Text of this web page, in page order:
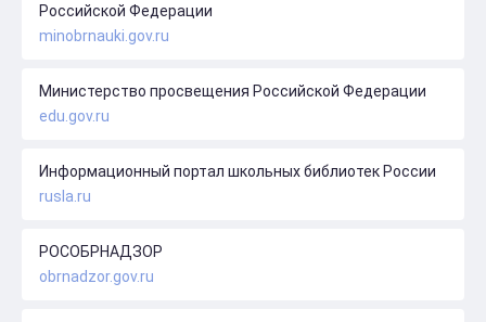
Российской Федерации
minobrnauki.gov.ru
Министерство просвещения Российской Федерации
edu.gov.ru
Информационный портал школьных библиотек России
rusla.ru
РОСОБРНАДЗОР
obrnadzor.gov.ru